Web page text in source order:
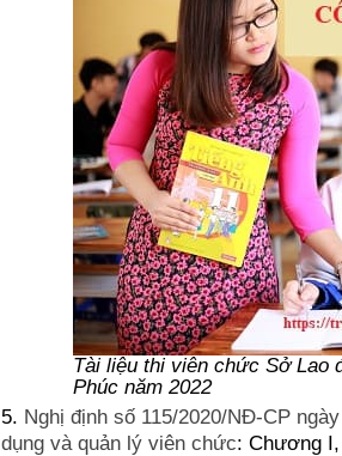
Tài liệu thi viên chức Sở Lao
Phúc năm 2022
5. Nghị định số 115/2020/NĐ-CP
dụng và quản lý viên chức: Chương